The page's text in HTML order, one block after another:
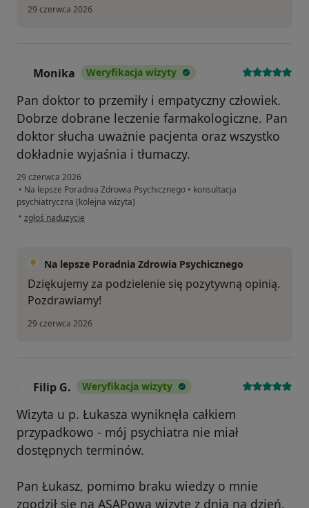
29 czerwca 2026
Monika Weryfikacja wizyty
Pan doktor to przemiły i empatyczny człowiek.
Dobrze dobrane leczenie farmakologiczne. Pan
doktor słucha uważnie pacjenta oraz wszystko
dokładnie wyjaśnia i tłumaczy.
29 czerwca 2026
• Na lepsze Poradnia Zdrowia Psychicznego • konsultacja
psychiatryczna (kolejna wizyta)
• w opinii użytkownika Monika
zgłoś nadużycie
Na lepsze Poradnia Zdrowia Psychicznego
Dziękujemy za podzielenie się pozytywną opinią.
Pozdrawiamy!
29 czerwca 2026
Filip G. Weryfikacja wizyty
Wizyta u p. Łukasza wyniknęła całkiem
przypadkowo - mój psychiatra nie miał
dostępnych terminów.
Pan Łukasz, pomimo braku wiedzy o mnie
zgodził się na ASAPową wizytę z dnia na dzień.